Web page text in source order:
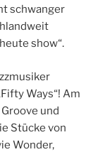
schwanger
show“.
Ways“! Am
und
Stücke von
Wonder,